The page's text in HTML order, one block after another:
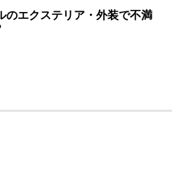
のエクステリア・外装で不満